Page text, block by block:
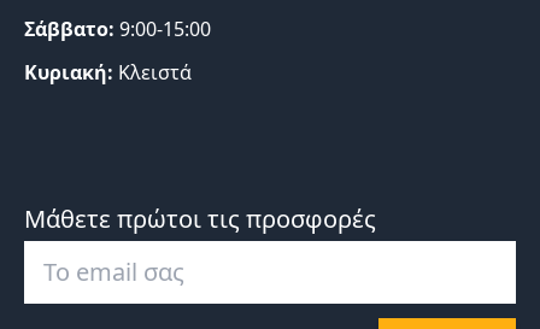
Σάββατο: 9:00-15:00
Κυριακή: Κλειστά
Μάθετε πρώτοι τις προσφορές